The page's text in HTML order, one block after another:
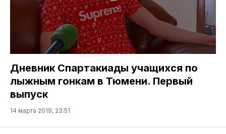
Дневник Спартакиады учащихся по
лыжным гонкам в Тюмени. Первый
выпуск
14 марта 2019, 23:51